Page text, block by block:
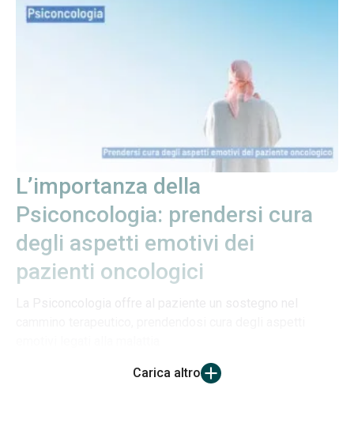
L’importanza della
Psiconcologia: prendersi cura
degli aspetti emotivi dei
pazienti oncologici
Carica altro